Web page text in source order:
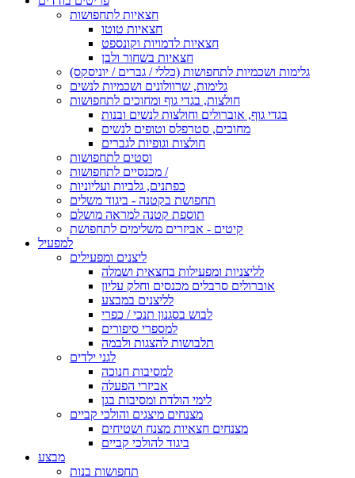
חצאיות לתחפושות
חצאיות טוטו
חצאיות לדמויות וקונספט
חצאיות בשחור ולבן
גלימות ושכמיות לתחפושות (כללי / גברים / יוניסקס)
גלימות, שרוולונים ושכמיות לנשים
חולצות, בגדי גוף ומחוכים לתחפושות
בגדי גוף, אוברולים וחולצות לנשים ובנות
מחוכים, סטרפלס וטופים לנשים
חולצות וגופיות לגברים
וסטים לתחפושות
מכנסיים לתחפושות /
כפתנים, גלביות ועליוניות
תחפושת בקטנה - ביגוד משלים
תוספת קטנה למראה מושלם
קיטים - אביזרים משלימים לתחפושת
למפעיל
ליצנים ומפעילים
לליצניות ומפעילות בחצאית ושמלה
אוברולים סרבלים מכנסים וחלק עליון
לליצנים במבצע
לבוש בסגנון תנכי / כפרי
למספרי סיפורים
תלבושות להצגות ולבמה
לגני ילדים
למסיבות חנוכה
אביזרי הפעלה
לימי הולדת ומסיבות בגן
מצנחים מיצגים והולכי קביים
מצנחים חצאיות מצנח ושטיחים
ביגוד להולכי קביים
מבצע
תחפושות בנות